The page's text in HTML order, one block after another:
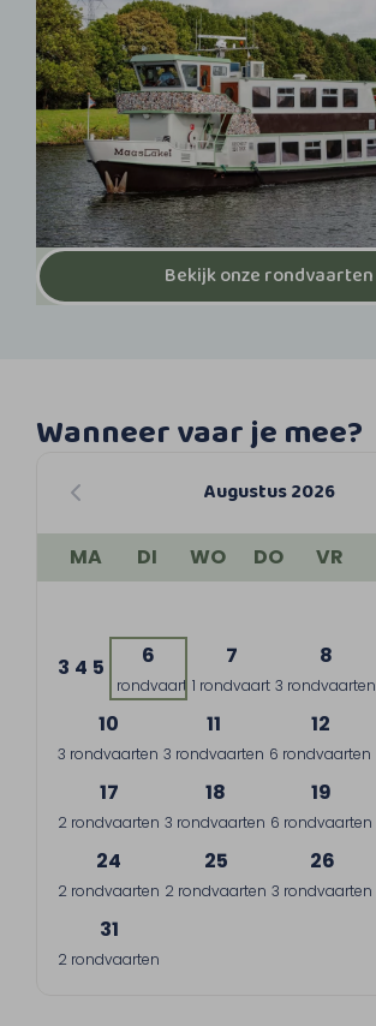
Bekijk onze rondvaarten
Wanneer vaar je mee?
Augustus 2026
MA DI WO DO VR
3 4 5 6
1 rondvaart
7
1 rondvaart
8
3 rondvaarten
10
3 rondvaarten
11
3 rondvaarten
12
6 rondvaarten
17
2 rondvaarten
18
3 rondvaarten
19
6 rondvaarten
24
2 rondvaarten
25
2 rondvaarten
26
3 rondvaarten
31
2 rondvaarten